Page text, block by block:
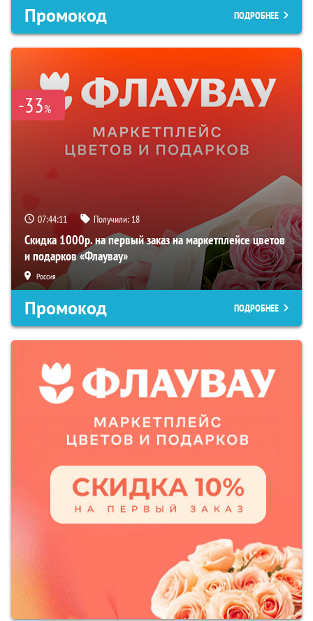
Промокод ПОДРОБНЕЕ
-33%
07:44:10 Получили: 18
Скидка 1000р. на первый заказ на маркетплейсе цветов
и подарков «Флаувау»
Россия
Промокод ПОДРОБНЕЕ